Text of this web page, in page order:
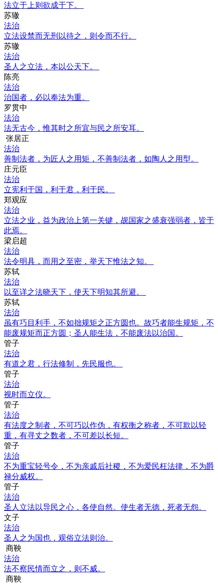
法立于上则欲成于下。
苏辙
法治
立法设禁而无刑以待之，则令而不行。
苏辙
法治
圣人之立法，本以公天下。
陈亮
法治
治国者，必以奉法为重。
罗贯中
法治
法无古今，惟其时之所宜与民之所安耳。
张居正
法治
善制法者，为匠人之用矩，不善制法者，如陶人之用型。
庄元臣
法治
立宪利于国，利于君，利于民。
郑观应
法治
立法之业，益为政治上第一关键，觇国家之盛衰强弱者，皆于
此焉。
梁启超
法治
法令明具，而用之至密，举天下惟法之知。
苏轼
法治
以至详之法晓天下，使天下明知其所避。
苏轼
法治
虽有巧目利手，不如拙规矩之正方圆也。故巧者能生规矩，不
能废规矩而正方圆；圣人能生法，不能废法以治国。
管子
法治
有道之君，行法修制，先民服也。
管子
法治
视时而立仪。
管子
法治
有法度之制者，不可巧以作伪，有权衡之称者，不可欺以轻
重，有寻丈之数者，不可差以长短。
管子
法治
不为重宝轻号令，不为亲戚后社稷，不为爱民枉法律，不为爵
禄分威权。
管子
法治
圣人立法以导民之心，各使自然。使生者无德，死者无怨。
文子
法治
圣人之为国也，观俗立法则治。
商鞅
法治
法不察民情而立之，则不威。
商鞅